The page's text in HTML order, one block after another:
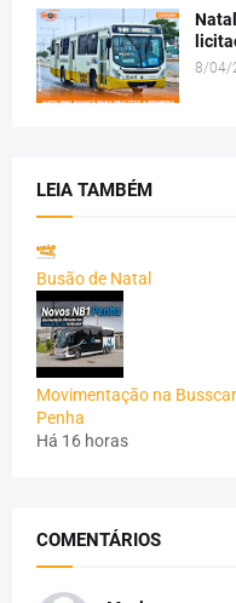
8/04/
LEIA TAMBÉM
Busão de Natal
Movimentação na
Penha
Há 16 horas
COMENTÁRIOS